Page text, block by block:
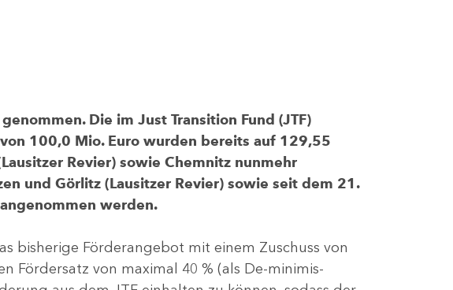
Die im Just Transition Fund (JTF)
100,0 Mio. Euro wurden bereits auf 129,55
Revier) sowie Chemnitz nunmehr
und Görlitz (Lausitzer Revier) sowie seit dem 21.
werden.
bisherige Förderangebot mit einem Zuschuss von
Fördersatz von maximal 40 % (als De-minimis-